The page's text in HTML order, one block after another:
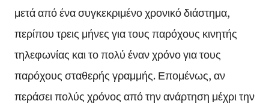
μετά από ένα συγκεκριμένο χρονικό διάστημα,
περίπου τρεις μήνες για τους παρόχους κινητής
τηλεφωνίας και το πολύ έναν χρόνο για τους
παρόχους σταθερής γραμμής. Επομένως, αν
περάσει πολύς χρόνος από την ανάρτηση μέχρι την